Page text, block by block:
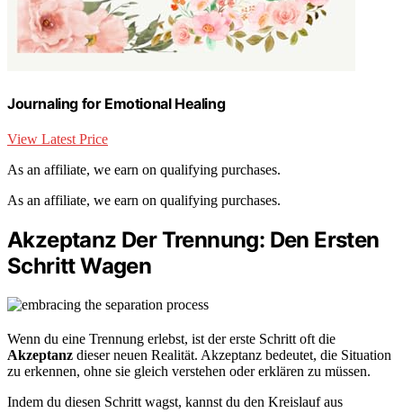
Journaling for Emotional Healing
View Latest Price
As an affiliate, we earn on qualifying purchases.
As an affiliate, we earn on qualifying purchases.
Akzeptanz Der Trennung: Den Ersten
Schritt Wagen
Wenn du eine Trennung erlebst, ist der erste Schritt oft die
Akzeptanz dieser neuen Realität. Akzeptanz bedeutet, die Situation
zu erkennen, ohne sie gleich verstehen oder erklären zu müssen.
Indem du diesen Schritt wagst, kannst du den Kreislauf aus